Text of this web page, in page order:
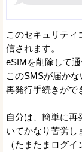
このセキュリティ
信されます。
eSIMを削除して
このSMSが届か
再発行手続きがで
自分は、簡単に再
いてかなり苦労
（たまたまログ